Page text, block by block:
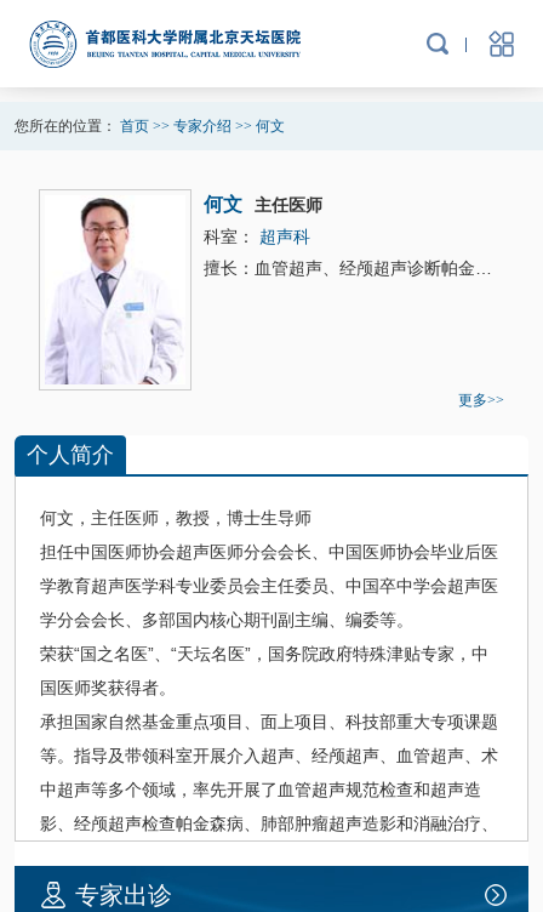
您所在的位置： 首页>> 专家介绍 >> 何文
何文
主任医师
科室： 超声科
更多>>
个人简介
何文 ，主任医师，教授，博士生导师
担任中国医师协会超声医师分会会长、中国医师协会毕业后医
学教育超声医学科专业委员会主任委员、中国卒中学会超声医
学分会会长、多部国内核心期刊副主编、编委等。
荣获“国之名医”、“天坛名医”，国务院政府特殊津贴专家，中
国医师奖获得者。
承担国家自然基金重点项目、面上项目、科技部重大专项课题
等。指导及带领科室开展介入超声、经颅超声、血管超声、术
中超声等多个领域，率先开展了血管超声规范检查和超声造
影、经颅超声检查帕金森病、肺部肿瘤超声造影和消融治疗、
主持制定了经颅超声检查帕金森病中国指南、中国介入性超声
专家出诊